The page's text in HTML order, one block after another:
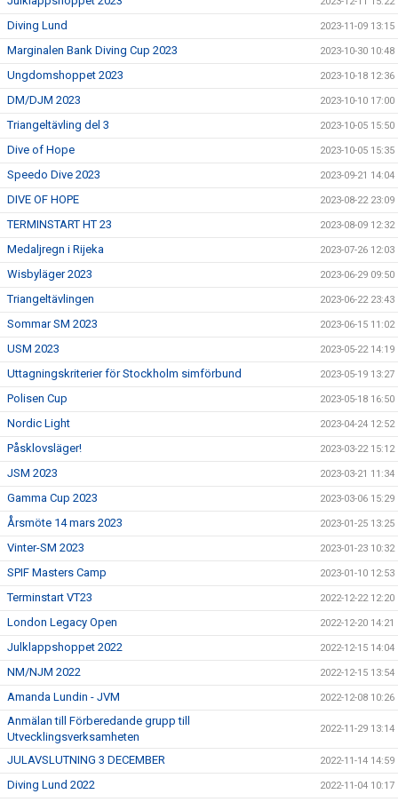
Diving Lund 2023-11-09 13:15
Marginalen Bank Diving Cup 2023 2023-10-30 10:48
Ungdomshoppet 2023 2023-10-18 12:36
DM/DJM 2023 2023-10-10 17:00
Triangeltävling del 3 2023-10-05 15:50
Dive of Hope 2023-10-05 15:35
Speedo Dive 2023 2023-09-21 14:04
DIVE OF HOPE 2023-08-22 23:09
TERMINSTART HT 23 2023-08-09 12:32
Medaljregn i Rijeka 2023-07-26 12:03
Wisbyläger 2023 2023-06-29 09:50
Triangeltävlingen 2023-06-22 23:43
Sommar SM 2023 2023-06-15 11:02
USM 2023 2023-05-22 14:19
Uttagningskriterier för Stockholm simförbund 2023-05-19 13:27
Polisen Cup 2023-05-18 16:50
Nordic Light 2023-04-24 12:52
Påsklovsläger! 2023-03-22 15:12
JSM 2023 2023-03-21 11:34
Gamma Cup 2023 2023-03-06 15:29
Årsmöte 14 mars 2023 2023-01-25 13:25
Vinter-SM 2023 2023-01-23 10:32
SPIF Masters Camp 2023-01-10 12:53
Terminstart VT23 2022-12-22 12:20
London Legacy Open 2022-12-20 14:21
Julklappshoppet 2022 2022-12-15 14:04
NM/NJM 2022 2022-12-15 13:54
Amanda Lundin - JVM 2022-12-08 10:26
Anmälan till Förberedande grupp till
Utvecklingsverksamheten
2022-11-29 13:14
JULAVSLUTNING 3 DECEMBER 2022-11-14 14:59
Diving Lund 2022 2022-11-04 10:17